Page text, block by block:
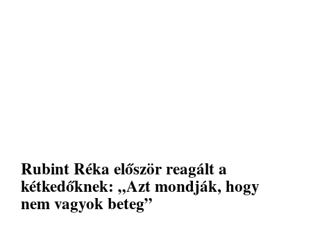
Rubint Réka először reagált a
kétkedőknek: „Azt mondják, hogy
nem vagyok beteg”